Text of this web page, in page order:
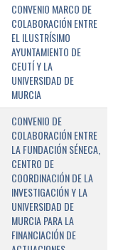
CONVENIO MARCO DE
COLABORACIÓN ENTRE
EL ILUSTRÍSIMO
AYUNTAMIENTO DE
CEUTÍ Y LA
UNIVERSIDAD DE
MURCIA
CONVENIO DE
COLABORACIÓN ENTRE
LA FUNDACIÓN SÉNECA,
CENTRO DE
COORDINACIÓN DE LA
INVESTIGACIÓN Y LA
UNIVERSIDAD DE
MURCIA PARA LA
FINANCIACIÓN DE